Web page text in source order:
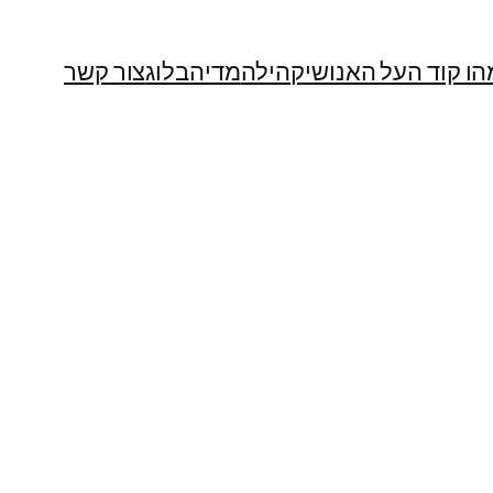
קוד העל האנושיקהילהמדיהבלוגצור קשר